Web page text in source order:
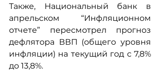
Также, Национальный банк в
апрельском “Инфляционном
отчете” пересмотрел прогноз
дефлятора ВВП (общего уровня
инфляции) на текущий год с 7,8%
до 13,8%.